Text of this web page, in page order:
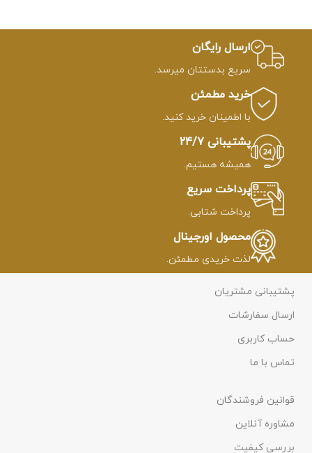
ارسال رایگان
سریع بدستتان میرسد.
خرید مطمئن
با اطمینان خرید کنید.
پشتیبانی 24/7
همیشه هستیم.
پرداخت سریع
پرداخت شتابی.
محصول اورجینال
لذت خریدی مطمئن.
پشتیبانی مشتریان
ارسال سفارشات
حساب کاربری
تماس با ما
قوانین فروشندگان
مشاوره آنلاین
بررسی کیفیت